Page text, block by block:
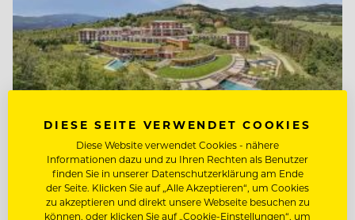
TOP ARBEITGEBER
Retter Bio-Natur-Resort
DIESE SEITE VERWENDET COOKIES
Diese Website verwendet Cookies - nähere
Informationen dazu und zu Ihren Rechten als Benutzer
finden Sie in unserer Datenschutzerklärung am Ende
der Seite. Klicken Sie auf „Alle Akzeptieren“, um Cookies
zu akzeptieren und direkt unsere Webseite besuchen zu
können, oder klicken Sie auf „Cookie-Einstellungen“, um